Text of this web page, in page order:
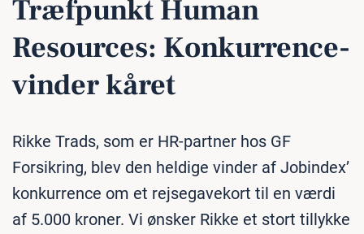
Træfpunkt Human
Resources: Kon­kur­ren­ce­
vin­der kåret
Rikke Trads, som er HR-partner hos GF
Forsikring, blev den heldige vinder af Jobindex’
konkurrence om et rejsegavekort til en værdi
af 5.000 kroner. Vi ønsker Rikke et stort tillykke